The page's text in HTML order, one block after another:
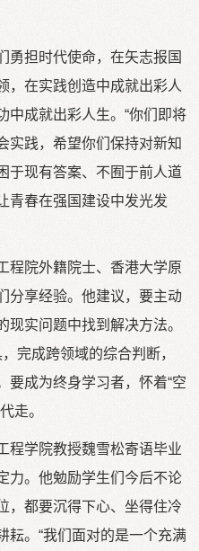
勇担时代使命，在矢志报国
，在实践创造中成就出彩人
中成就出彩人生。“你们即将
实践，希望你们保持对新知
于现有答案、不囿于前人道
青春在强国建设中发光发
程院外籍院士、香港大学原
分享经验。他建议，要主动
实问题中找到解决方法。
完成跨领域的综合判断，
要成为终身学习者，怀着“空
走。
程学院教授魏雪松寄语毕业
力。他勉励学生们今后不论
，都要沉得下心、坐得住冷
耘。“我们面对的是一个充满